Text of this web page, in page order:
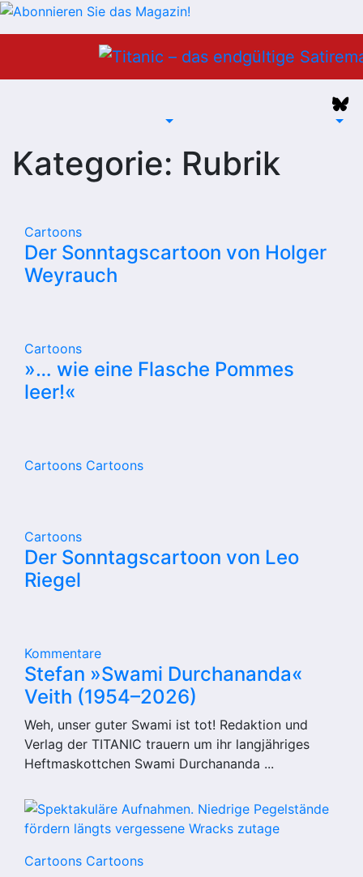
Kategorie: Rubrik
Cartoons
Der Sonntagscartoon von Holger
Weyrauch
Cartoons
»… wie eine Flasche Pommes
leer!«
Cartoons Cartoons
Cartoons
Der Sonntagscartoon von Leo
Riegel
Kommentare
Stefan »Swami Durchananda«
Veith (1954–2026)
Weh, unser guter Swami ist tot! Redaktion und
Verlag der TITANIC trauern um ihr langjähriges
Heftmaskottchen Swami Durchananda ...
Cartoons Cartoons